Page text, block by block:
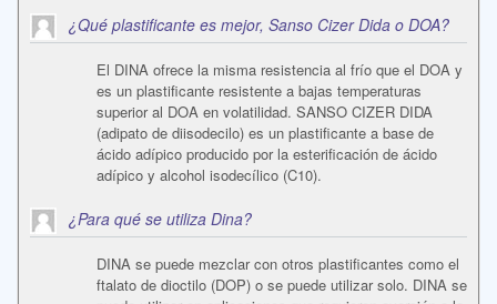
¿Qué plastificante es mejor, Sanso Cizer Dida o DOA?
El DINA ofrece la misma resistencia al frío que el DOA y
es un plastificante resistente a bajas temperaturas
superior al DOA en volatilidad. SANSO CIZER DIDA
(adipato de diisodecilo) es un plastificante a base de
ácido adípico producido por la esterificación de ácido
adípico y alcohol isodecílico (C10).
¿Para qué se utiliza Dina?
DINA se puede mezclar con otros plastificantes como el
ftalato de dioctilo (DOP) o se puede utilizar solo. DINA se